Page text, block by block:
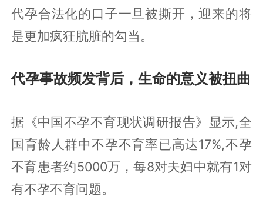
代孕合法化的口子一旦被撕开，迎来的将
是更加疯狂肮脏的勾当。
代孕事故频发背后，生命的意义被扭曲
据《中国不孕不育现状调研报告》显示,全
国育龄人群中不孕不育率已高达17%,不孕
不育患者约5000万，每8对夫妇中就有1对
有不孕不育问题。